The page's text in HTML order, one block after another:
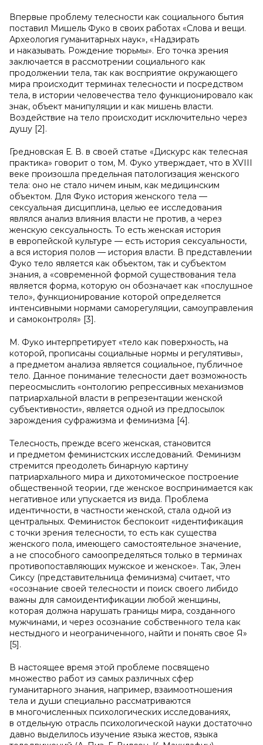
Впервые проблему телесности как социального бытия
поставил Мишель Фуко в своих работах «Слова и вещи.
Археология гуманитарных наук», «Надзирать
и наказывать. Рождение тюрьмы». Его точка зрения
заключается в рассмотрении социального как
продолжении тела, так как восприятие окружающего
мира происходит терминах телесности и посредством
тела, в истории человечества тело функционировало как
знак, объект манипуляции и как мишень власти.
Воздействие на тело происходит исключительно через
душу [2].
Гредновская Е. В. в своей статье «Дискурс как телесная
практика» говорит о том, М. Фуко утверждает, что в XVIII
веке произошла предельная патологизация женского
тела: оно не стало ничем иным, как медицинским
объектом. Для Фуко история женского тела —
сексуальная дисциплина, целью ее исследования
являлся анализ влияния власти не против, а через
женскую сексуальность. То есть женская история
в европейской культуре — есть история сексуальности,
а вся история полов — история власти. В представлении
Фуко тело является как объектом, так и субъектом
знания, а «современной формой существования тела
является форма, которую он обозначает как «послушное
тело», функционирование которой определяется
интенсивными нормами саморегуляции, самоуправления
и самоконтроля» [3].
М. Фуко интерпретирует «тело как поверхность, на
которой, прописаны социальные нормы и регулятивы»,
а предметом анализа является социальное, публичное
тело. Данное понимание телесности дает возможность
переосмыслить «онтологию репрессивных механизмов
патриархальной власти в репрезентации женской
субъективности», является одной из предпосылок
зарождения суфражизма и феминизма [4].
Телесность, прежде всего женская, становится
и предметом феминистских исследований. Феминизм
стремится преодолеть бинарную картину
патриархального мира и дихотомическое построение
общественной теории, где женское воспринимается как
негативное или упускается из вида. Проблема
идентичности, в частности женской, стала одной из
центральных. Феминисток беспокоит «идентификация
с точки зрения телесности, то есть как существа
женского пола, имеющего самостоятельное значение,
а не способного самоопределяться только в терминах
противопоставляющих мужское и женское». Так, Элен
Сиксу (представительница феминизма) считает, что
«осознание своей телесности и поиск своего либидо
важны для самоидентификации любой женщины,
которая должна нарушать границы мира, созданного
мужчинами, и через осознание собственного тела как
нестыдного и неограниченного, найти и понять свое Я»
[5].
В настоящее время этой проблеме посвящено
множество работ из самых различных сфер
гуманитарного знания, например, взаимоотношения
тела и души специально рассматриваются
в многочисленных психологических исследованиях,
в отдельную отрасль психологической науки достаточно
давно выделилось изучение языка жестов, языка